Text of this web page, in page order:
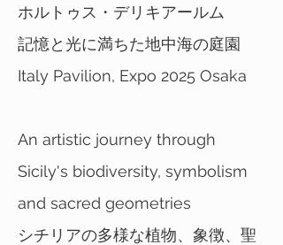
ホルトゥス・デリキアールム
記憶と光に満ちた地中海の庭園
Italy Pavilion, Expo 2025 Osaka
An artistic journey through
Sicily's biodiversity, symbolism
and sacred geometries
シチリアの多様な植物、象徴、聖